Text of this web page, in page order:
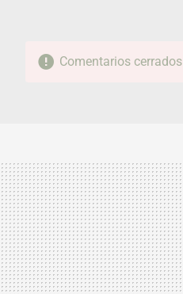
Comentarios cerrados